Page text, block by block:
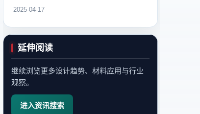
2025-04-17
延伸阅读
继续浏览更多设计趋势、材料应用与行业
观察。
进入资讯搜索